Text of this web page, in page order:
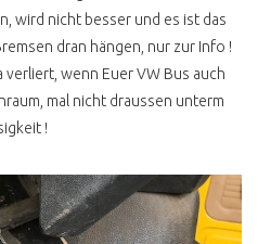
wird nicht besser und es ist das
dran hängen, nur zur Info !
wenn Euer VW Bus auch
mal nicht draussen unterm
!